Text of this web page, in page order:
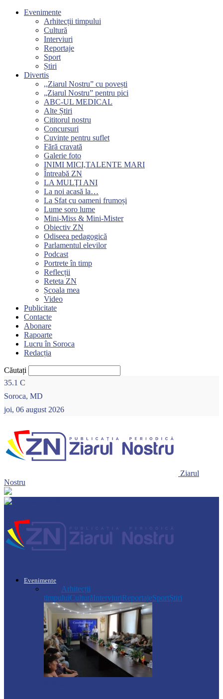
Evenimente
Arhitecții timpului
Cultură
Interviuri
Reportaje
Sport
Știri
Divertis
,,Ziarul Nostru” cu povești
„Ziarul Nostru” pentru pici
ABC-UL MEDICAL
Alte Știri
Cititorul nostru
Concursuri
Cuvinte pentru suflet
Fără cravată
Galerie foto
INIMI MICI,TALENTE MARI
Întreabă ZN
LA MULŢI ANI
La noi acasă la…
La Sfat cu oameni frumoși
Lume soro lume
Mini-Miss & Mini-Mister
Obiectiv ZN
Odiseea pedagogică
Parlamentul elevilor
Podcast
Portrete în timp
Reflecții
Reteta ZN
Școala mea
Video
Publicitate
Contacte
Abonare
Rapoarte
Lucru în Soroca
Redacția
Căutați
35.1 C
Soroca, MD
joi, 06 august 2026
Ziarul
Nostru
Evenimente
Arhitecții
timpuluiCulturăInterviuriReportajeSportȘtiri